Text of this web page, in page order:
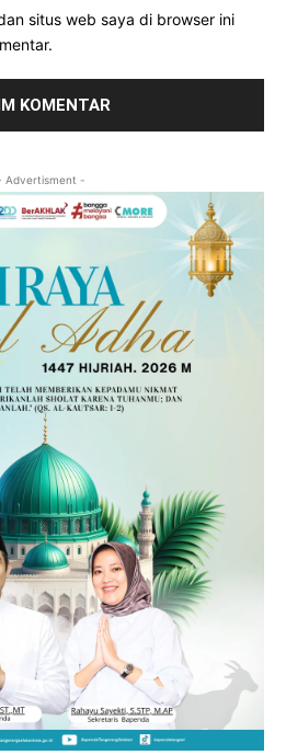
situs web saya di browser ini
Advertisment -